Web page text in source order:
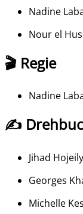
Nadine
Nour el
🎬 Regie
Nadine
✍️
Jihad Hojeily
Georges
Michelle